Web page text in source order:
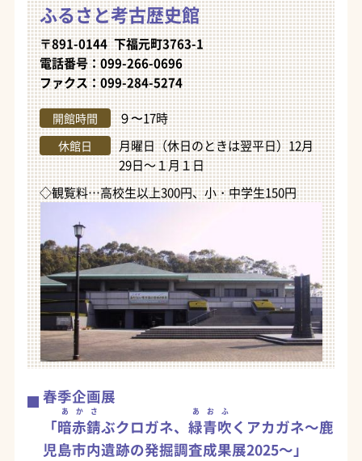
ふるさと考古歴史館
〒891-0144 下福元町3763-1
電話番号：099-266-0696
ファクス：099-284-5274
開館時間 ９〜17時
休館日
月曜日（休日のときは翌平日）12月
29日～１月１日
◇観覧料…高校生以上300円、小・中学生150円
春季企画展
「暗赤錆
あかさ
ぶクロガネ、緑青吹
あおふ
くアカガネ～鹿
児島市内遺跡の発掘調査成果展2025～」